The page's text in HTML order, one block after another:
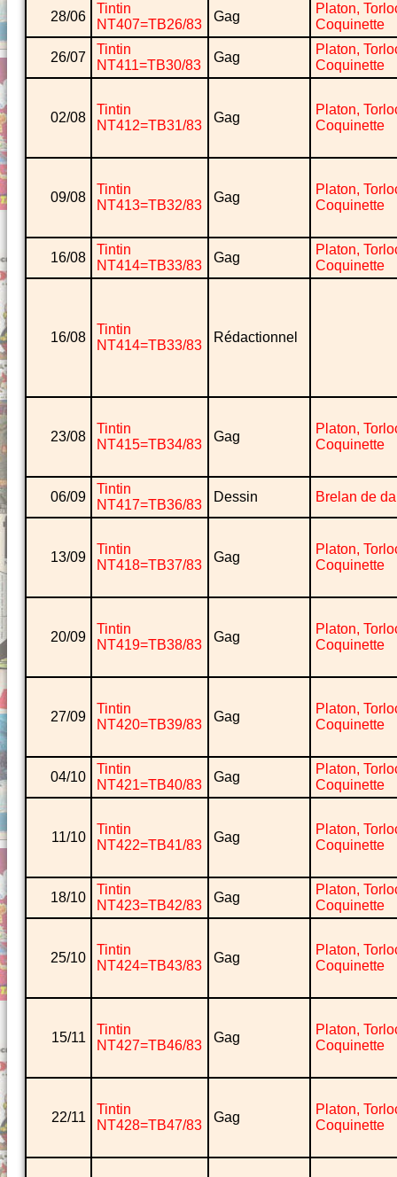
28/06
Tintin
NT407=TB26/83
Gag
Platon,
Coquinette
26/07
Tintin
NT411=TB30/83
Gag
Platon,
Coquinette
02/08
Tintin
NT412=TB31/83
Gag
Platon,
Coquinette
09/08
Tintin
NT413=TB32/83
Gag
Platon,
Coquinette
16/08
Tintin
NT414=TB33/83
Gag
Platon,
Coquinette
16/08
Tintin
NT414=TB33/83
Rédactionnel
23/08
Tintin
NT415=TB34/83
Gag
Platon,
Coquinette
06/09
Tintin
NT417=TB36/83
Dessin Brelan de
13/09
Tintin
NT418=TB37/83
Gag
Platon,
Coquinette
20/09
Tintin
NT419=TB38/83
Gag
Platon,
Coquinette
27/09
Tintin
NT420=TB39/83
Gag
Platon,
Coquinette
04/10
Tintin
NT421=TB40/83
Gag
Platon,
Coquinette
11/10
Tintin
NT422=TB41/83
Gag
Platon,
Coquinette
18/10
Tintin
NT423=TB42/83
Gag
Platon,
Coquinette
25/10
Tintin
NT424=TB43/83
Gag
Platon,
Coquinette
15/11
Tintin
NT427=TB46/83
Gag
Platon,
Coquinette
22/11
Tintin
NT428=TB47/83
Gag
Platon,
Coquinette